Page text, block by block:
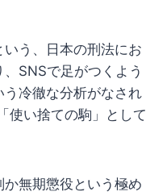
う、日本の刑法にお
SNSで足がつくよう
冷徹な分析がなされ
使い捨ての駒」として
無期懲役という極め